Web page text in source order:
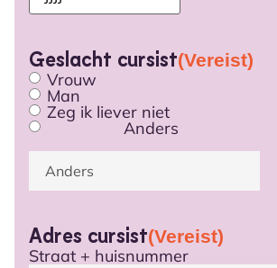
Geslacht cursist(Vereist)
Vrouw
Man
Zeg ik liever niet
Anders
Adres cursist(Vereist)
Straat + huisnummer